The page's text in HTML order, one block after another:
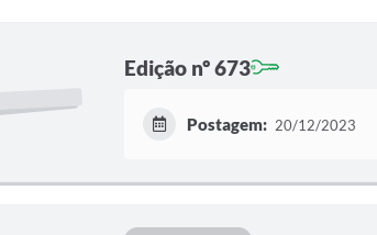
Edição nº 673
Postagem: 20/12/2023